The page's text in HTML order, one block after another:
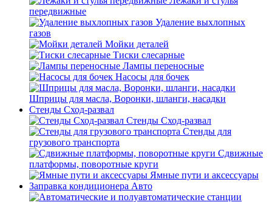
передвижные
Удаление выхлопных
газов
Мойки деталей
Тиски слесарные
Лампы переносные
Насосы для бочек
Шприцы для масла, Воронки, шланги, насадки
Стенды Сход-развал
Стенды Сход-развал
Стенды для
грузового транспорта
Сдвижные
платформы, поворотные круги
Ямные пути и аксессуары
Заправка кондиционера Авто